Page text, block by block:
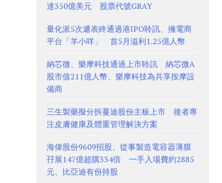
達350億美元 股票代號GRAY
量化派5次遞表終通過港IPO聆訊、擁電商
平台「羊小咩」 首5月溢利1.25億人幣
納芯微、樂摩科技通過上市聆訊 納芯微A
股市值211億人幣、樂摩科技為共享按摩設
備商
三生製藥擬分拆蔓迪股份主板上市 後者專
注皮膚健康及體重管理解決方案
海偉股份9609招股、從事製造電容器薄膜
孖展147億超購334倍 一手入場費約2885
元、比亞迪有份持股